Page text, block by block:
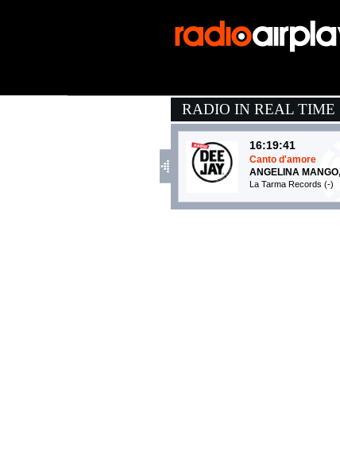
RADIO IN REAL TIME
16:19:41
Canto d'amore
ANGELINA
La Tarma Records (-)